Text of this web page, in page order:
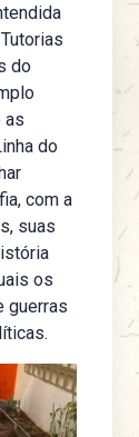
do
as
do
com a
suas
os
guerras